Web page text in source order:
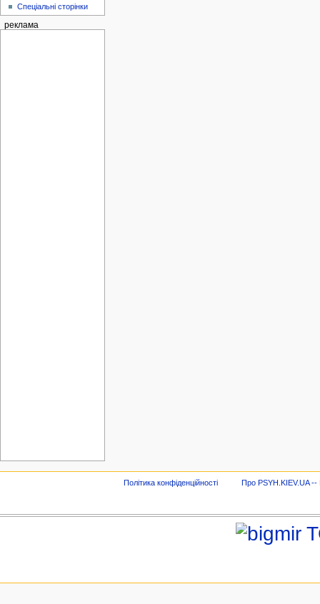
Спеціальні сторінки
реклама
Політика конфіденційності Про PSYH.KIEV.UA --